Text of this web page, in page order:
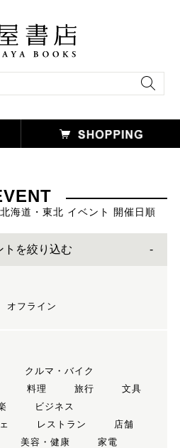
海道・東北 イベント 開催日順
トを絞り込む
オフライン
クルマ・バイク
料理 旅行
文具
ビジネス
レストラン
店舗
美容・健康
家電